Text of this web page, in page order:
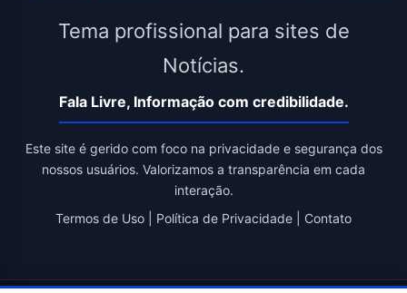
Tema profissional para sites de
Notícias.
Fala Livre, Informação com credibilidade.
Este site é gerido com foco na privacidade e segurança dos
nossos usuários. Valorizamos a transparência em cada
interação.
Termos de Uso
Política de Privacidade Contato